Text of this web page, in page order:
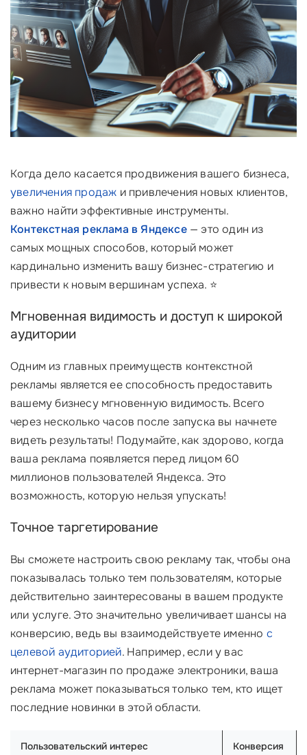
Когда дело касается продвижения вашего бизнеса,
увеличения продаж и привлечения новых клиентов,
важно найти эффективные инструменты.
Контекстная реклама в Яндексе— это один из
самых мощных способов, который может
кардинально изменить вашу бизнес-стратегию и
привести к новым вершинам успеха. ⭐
Мгновенная видимость и доступ к широкой
аудитории
Одним из главных преимуществ контекстной
рекламы является ее способность предоставить
вашему бизнесу мгновенную видимость. Всего
через несколько часов после запуска вы начнете
видеть результаты! Подумайте, как здорово, когда
ваша реклама появляется перед лицом 60
миллионов пользователей Яндекса. Это
возможность, которую нельзя упускать!
Точное таргетирование
Вы сможете настроить свою рекламу так, чтобы она
показывалась только тем пользователям, которые
действительно заинтересованы в вашем продукте
или услуге. Это значительно увеличивает шансы на
конверсию, ведь вы взаимодействуете именно с
целевой аудиторией. Например, если у вас
интернет-магазин по продаже электроники, ваша
реклама может показываться только тем, кто ищет
последние новинки в этой области.
Пользовательский интерес Конверсия